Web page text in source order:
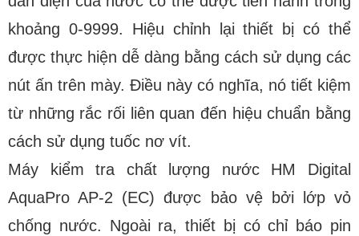
khoảng 0-9999. Hiệu chỉnh lại thiết bị có thể
được thực hiện dễ dàng bằng cách sử dụng các
nút ấn trên mày. Điều này có nghĩa, nó tiết kiệm
từ những rắc rối liên quan đến hiệu chuẩn bằng
cách sử dụng tuốc nơ vít.
Máy kiểm tra chất lượng nước HM Digital
AquaPro AP-2 (EC) được bảo vệ bởi lớp vỏ
chống nước. Ngoài ra, thiết bị có chỉ báo pin